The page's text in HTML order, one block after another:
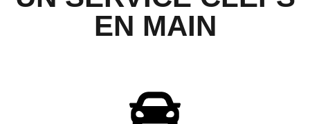
EN MAIN